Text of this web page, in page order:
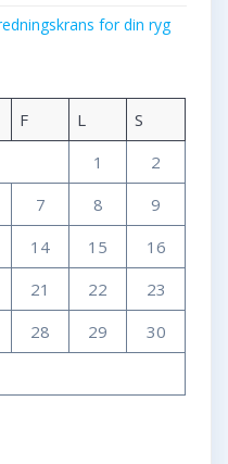
for din ryg
F L
S
1
2
7 8
9
14 15
16
21 22
23
28 29
30